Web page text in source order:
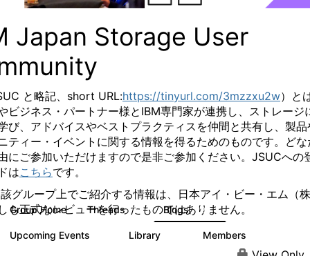
Japan Storage User
と略記、 short URL:https://tinyurl.com/3mzzxu2w）と
ビジネス・パートナー様とIBM専門家が連携し、ストレージ
び、アドバイスやベストプラクティスを仲間と共有し、製品
ティー・イベントに関する情報を得るためのものです。 ど
にご参加いただけますので是非ご参加ください。 JSUCへの
はこちらです。
グループ上でご紹介する情報は、日本アイ・ビー・エム（
も正式なレビューを行ったものではありません。
Group Home Threads 7 Blogs 185
Upcoming Events Library Members